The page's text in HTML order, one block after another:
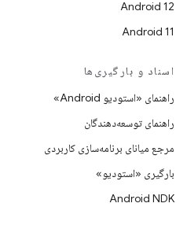
Android 12
Android 11
اسناد و بارگیری‌ها
راهنمای «استودیو Android»
راهنمای توسعه‌دهندگان
مرجع میانای برنامه‌سازی کاربردی
بارگیری «استودیو»
Android NDK